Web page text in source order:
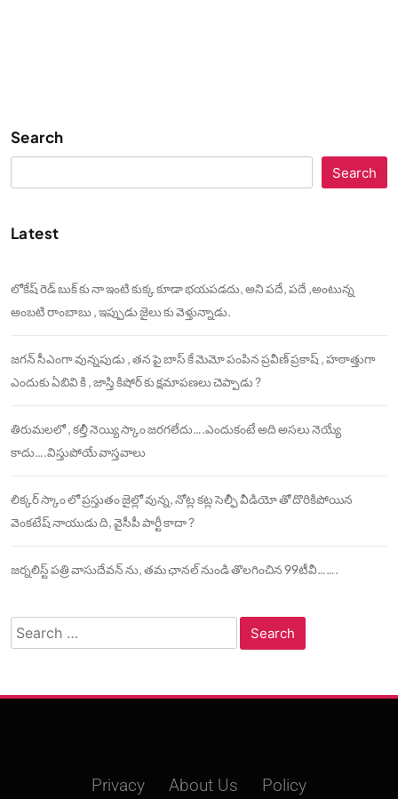
Search
Search
Latest
లోకేష్ రెడ్ బుక్ కు నా ఇంటి కుక్క కూడా భయపడదు, అని పదే, పదే ,అంటున్న
అంబటి రాంబాబు , ఇప్పుడు జైలు కు వెళ్తున్నాడు.
జగన్ సీఎంగా వున్నపుడు , తన పై బాస్ కే మెమో పంపిన ప్రవీణ్ ప్రకాష్ , హఠాత్తుగా
ఎందుకు ఏబివి కి , జాస్తి కిషోర్ కు క్షమాపణలు చెప్పాడు ?
తిరుమలలో , కల్తీ నెయ్యి స్కాం జరగలేదు….ఎందుకంటే అది అసలు నెయ్యే
కాదు….విస్తుపోయే వాస్తవాలు
లిక్కర్ స్కాం లో ప్రస్తుతం జైల్లో వున్న, నోట్ల కట్ల సెల్ఫీ వీడియో తో దొరికిపోయిన
వెంకటేష్ నాయుడు ది, వైసీపీ పార్టీ కాదా ?
జర్నలిస్ట్ పత్రి వాసుదేవన్ ను, తమ ఛానల్ నుండి తొలగించిన 99టీవీ…….
Search
for:
Privacy About Us Policy